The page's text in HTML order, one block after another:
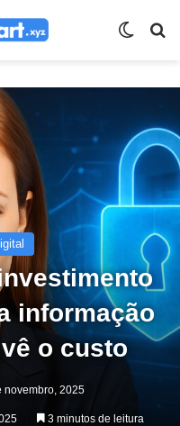
informação
o custo
novembro, 2025
3 minutos de leitura